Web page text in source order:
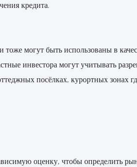
кредита.
могут быть использованы в
инвестора могут учитывать
посёлках, курортных зонах
оценку, чтобы определить